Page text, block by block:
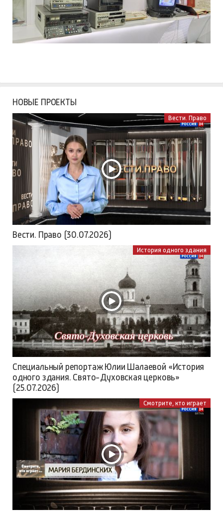
НОВЫЕ ПРОЕКТЫ
Вести. Право
Вести. Право (30.07.2026)
История одного здания
Специальный репортаж Юлии Шалаевой «История
одного здания. Свято-Духовская церковь»
(25.07.2026)
Смотрите, кто играет